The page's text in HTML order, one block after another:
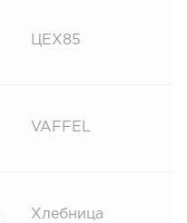
ЦЕХ85
VAFFEL
Хлебница